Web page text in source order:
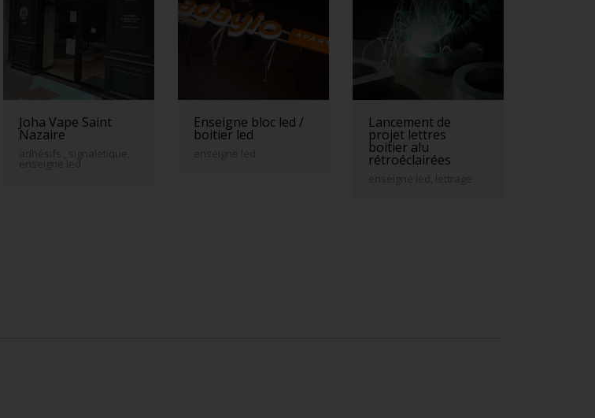
Joha Vape Saint
Nazaire
adhésifs , signaletique,
enseigne led
Enseigne bloc led /
boitier led
enseigne led
Lancement de
projet lettres
boitier alu
rétroéclairées
enseigne led, lettrage